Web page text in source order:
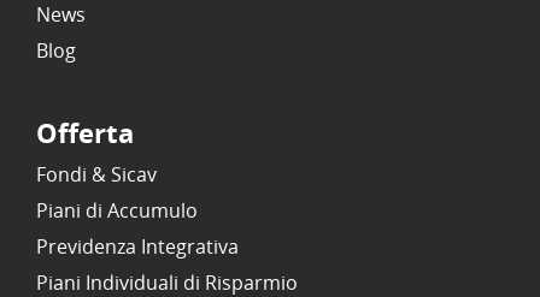
News
Blog
Offerta
Fondi & Sicav
Piani di Accumulo
Previdenza Integrativa
Piani Individuali di Risparmio